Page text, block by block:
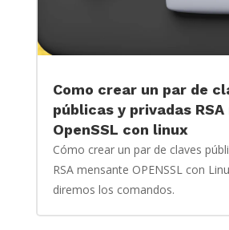
Como crear un par de
públicas y privadas
OpenSSL con linux
Cómo crear un par de claves
RSA mensante OPENSSL con
diremos los comandos.